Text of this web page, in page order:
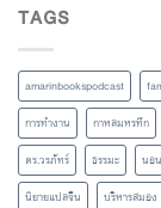
TAGS
amarinbookspodcast
การทำงาน
กาหลมหรทึก
ดร.วรภัทร์
ธรรมะ นอ
นิยายแปลจีน
บริหารสมอง